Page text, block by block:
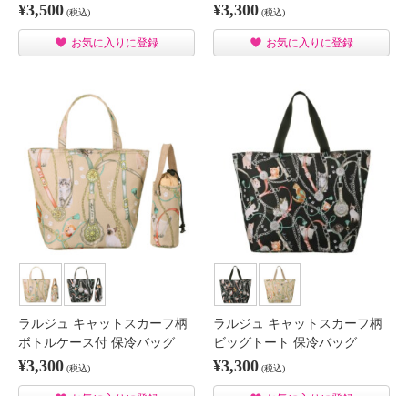
¥3,500 (税込)
お気に入りに登録
¥3,300 (税込)
お気に入りに登録
ラルジュ キャットスカーフ柄
ボトルケース付 保冷バッグ
¥3,300 (税込)
ラルジュ キャットスカーフ柄
ビッグトート 保冷バッグ
¥3,300 (税込)